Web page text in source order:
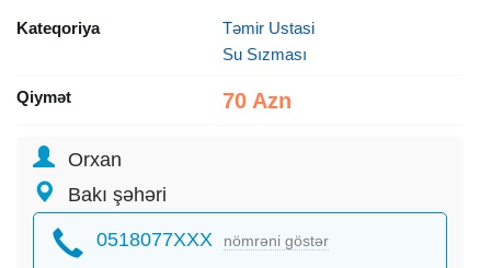
Kateqoriya
Təmir Ustasi
Su Sızması
Qiymət 70 Azn
Orxan
Bakı şəhəri
0518077XXX nömrəni göstər